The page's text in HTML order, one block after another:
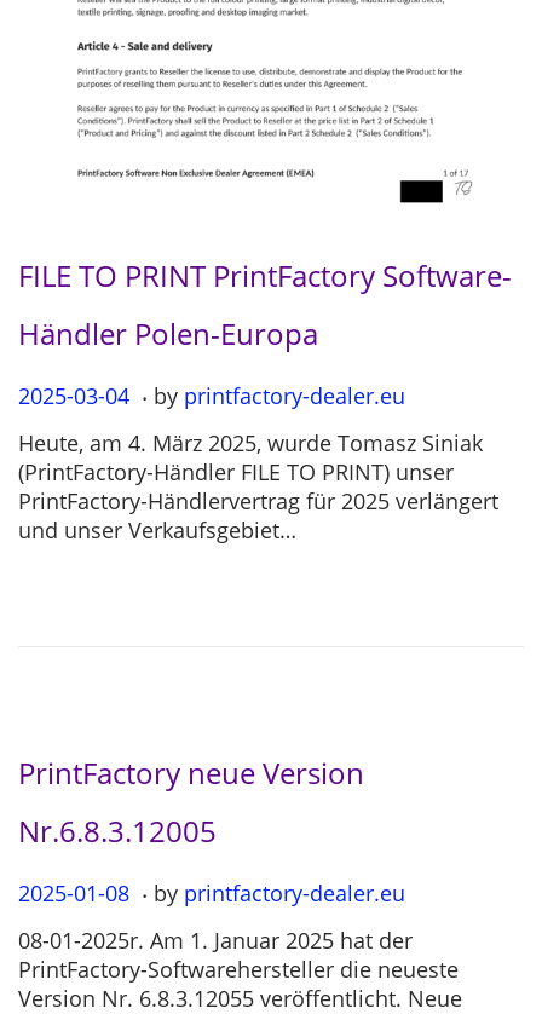
FILE TO PRINT PrintFactory Software-
Händler Polen-Europa
P
s
t
e
d
2025-03-04 2
2
5
-
0
. by printfactory-dealer.eu
Heute, am 4. März 2025, wurde Tomasz Siniak
(PrintFactory-Händler FILE TO PRINT) unser
PrintFactory-Händlervertrag für 2025 verlängert
und unser Verkaufsgebiet…
PrintFactory neue Version
Nr.6.8.3.12005
P
s
t
2025-01-08 2
2
5
. by printfactory-dealer.eu
08-01-2025r. Am 1. Januar 2025 hat der
PrintFactory-Softwarehersteller die neueste
Version Nr. 6.8.3.12055 veröffentlicht. Neue